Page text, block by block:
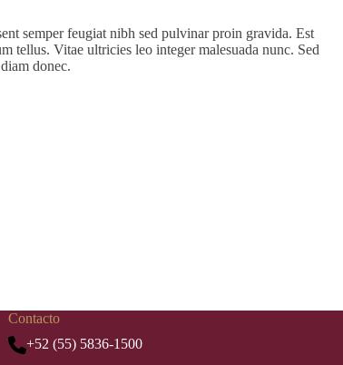
semper feugiat nibh sed pulvinar proin gravida. Est
tellus. Vitae ultricies leo integer malesuada nunc. Sed
donec.
Contacto
+52 (55) 5836-1500